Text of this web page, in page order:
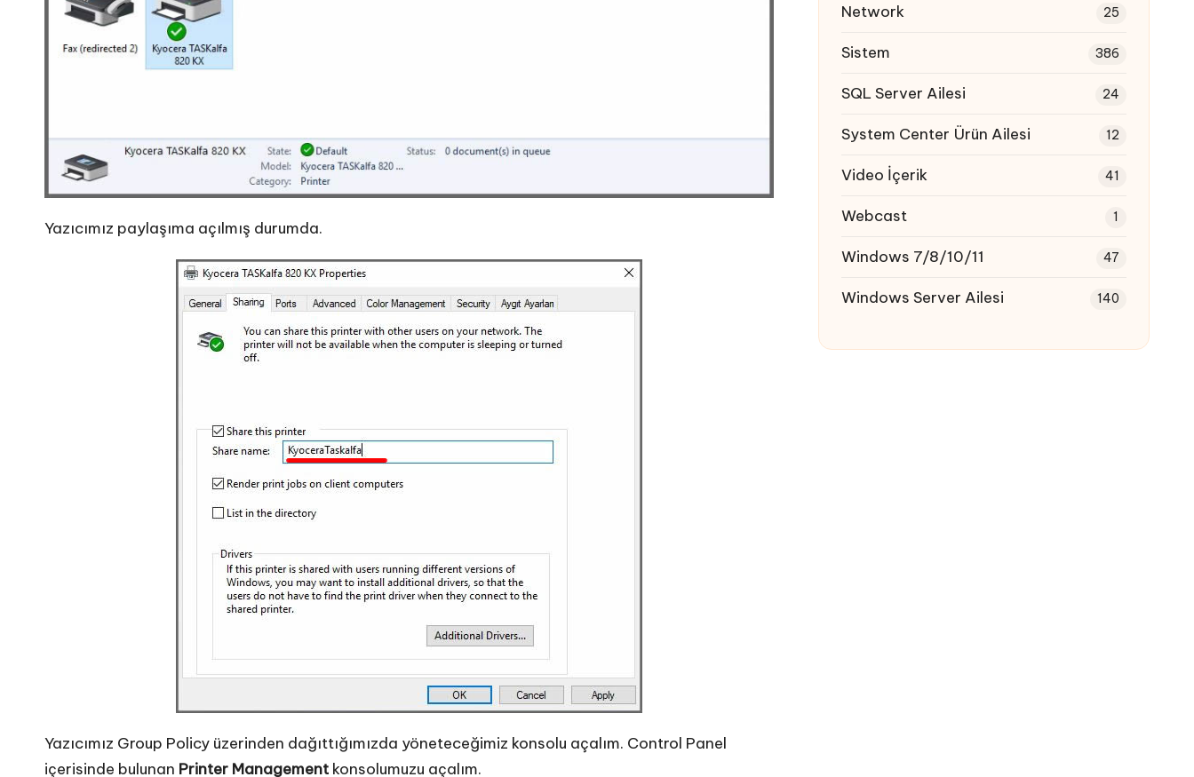
Yazıcımız paylaşıma açılmış durumda.
Yazıcımız Group Policy üzerinden dağıttığımızda yöneteceğimiz konsolu açalım. Control Panel
içerisinde bulunan Printer Management konsolumuzu açalım.
Network 25
Sistem 386
SQL Server Ailesi 24
System Center Ürün Ailesi 12
Video İçerik 41
Webcast 1
Windows 7/8/10/11 47
Windows Server Ailesi 140